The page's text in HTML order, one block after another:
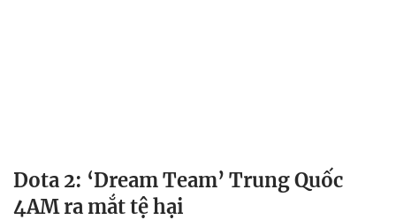
Dota 2: ‘Dream Team’ Trung Quốc
4AM ra mắt tệ hại